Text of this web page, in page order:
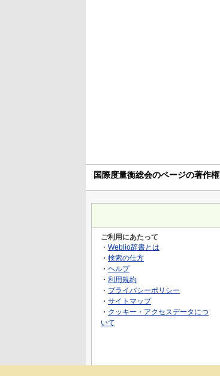
国際度量衡総会のページの著作権
ご利用にあたって
・ Weblio辞書とは
・ 検索の仕方
・ ヘルプ
・ 利用規約
・ プライバシーポリシー
・ サイトマップ
・ クッキー・アクセスデータにつ
いて